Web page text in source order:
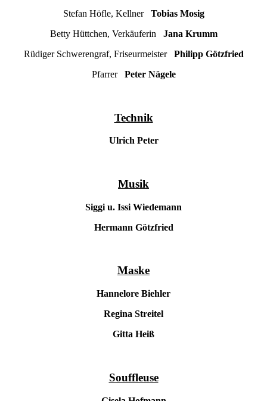
Stefan Höfle, Kellner Tobias Mosig
Betty Hüttchen, Verkäuferin Jana Krumm
Rüdiger Schwerengraf, Friseurmeister
Philipp Götzfried
Pfarrer Peter Nägele
Technik
Ulrich Peter
Musik
Siggi u. Issi Wiedemann
Hermann Götzfried
Maske
Hannelore Biehler
Regina Streitel
Gitta Heiß
Souffleuse